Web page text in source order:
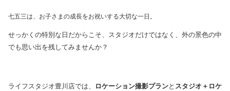
七五三は、お子さまの成長をお祝いする大切な一日。
せっかくの特別な日だからこそ、スタジオだけではなく、外の景色の中
でも思い出を残してみませんか？
ライフスタジオ豊川店では、 ロケーション撮影プランと スタジオ＋ロケ